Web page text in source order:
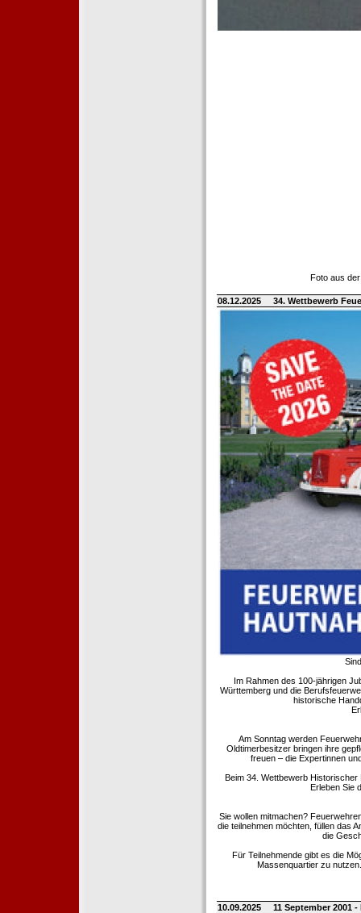
Foto aus
08.12.2025 34. Wettbewerb
Im Rahmen des 100-jährigen
Württemberg und die
historische
Am Sonntag werden
Oldtimerbesitzer bringen ihre
freuen – die Expertinnen
Beim 34. Wettbewerb
Erleben Sie
Sie wollen mitmachen?
die teilnehmen möchten, füllen das
die
Für Teilnehmende gibt es die
Massenquartier zu
10.09.2025
11 September 2001